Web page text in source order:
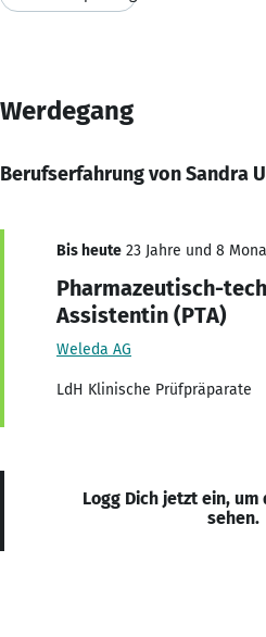
Werdegang
Berufserfahrung von Sandra
Bis heute 23 Jahre und 8
Pharmazeutisch-
Assistentin (PTA)
Weleda AG
LdH Klinische Prüfpräparate
Logg Dich jetzt ein,
sehen.